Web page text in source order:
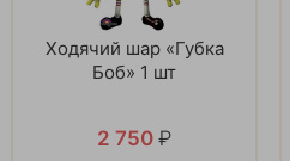
Ходячий шар «Губка
Боб» 1 шт
2 750 ₽